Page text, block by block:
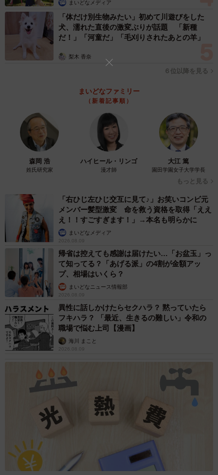
「マンボウを入手したら絶対に姿造りにしようとずっと思
っていたので、迷いなく実現しました。他に候補は一切な
かったです！」
まさかの浴槽の中にマンボウ！（提供：奇食崇拝者 Rikutoさん）
まいどなメディア
「体だけ別生物みたい」初めて川遊びをした
犬、濡れた直後の激変ぶりが話題 「新種
だ！」「河童だ」「毛刈りされたあとの羊」
梨木 香奈
６位以降を見る
まいどなファミリー
（新着記事順）
森岡 浩
姓氏研究家
ハイヒール・リンゴ
漫才師
大江 篤
園田学園女子大学学長
もっと見る
「右ひじ左ひじ交互に見て♪」お笑いコンビ元
メンバー髪型激変 命を救う資格を取得「ええ
え！！すごすぎます！」→本名も明らかに
まいどなメディア
2026.08.09
帰省は控えても感謝は届けたい…「お盆玉」っ
て知ってる？「あげる派」の4割が金額アッ
プ、相場はいくら？
まいどなニュース情報部
2026.08.09
異性に話しかけたらセクハラ？ 黙っていたら
フキハラ？ 「最近、生きるの難しい」令和の
職場で悩む上司【漫画】
海川 まこと
2026.08.09